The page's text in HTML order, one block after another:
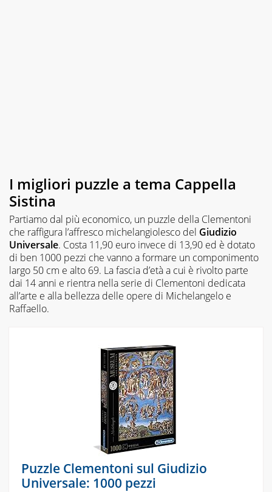
I migliori puzzle a tema Cappella
Sistina
Partiamo dal più economico, un puzzle della Clementoni
che raffigura l’affresco michelangiolesco del Giudizio
Universale. Costa 11,90 euro invece di 13,90 ed è dotato
di ben 1000 pezzi che vanno a formare un componimento
largo 50 cm e alto 69. La fascia d’età a cui è rivolto parte
dai 14 anni e rientra nella serie di Clementoni dedicata
all’arte e alla bellezza delle opere di Michelangelo e
Raffaello.
Puzzle Clementoni sul Giudizio
Universale: 1000 pezzi